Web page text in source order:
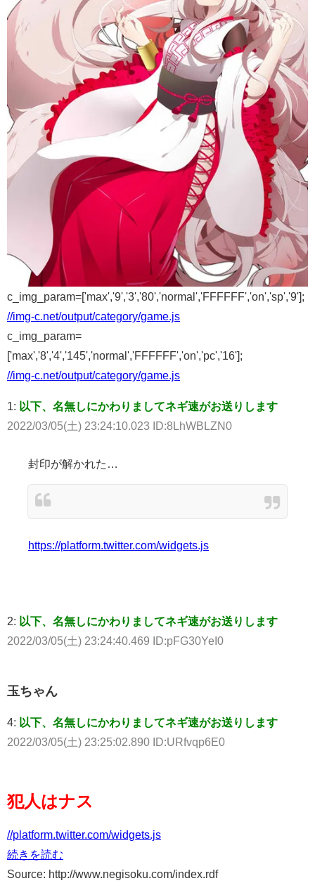
c_img_param=['max','9','3','80','normal','FFFFFF','on','sp','9'];
//img-c.net/output/category/game.js
c_img_param=
['max','8','4','145','normal','FFFFFF','on','pc','16'];
//img-c.net/output/category/game.js
1: 以下、名無しにかわりましてネギ速がお送りします
2022/03/05(土) 23:24:10.023 ID:8LhWBLZN0
封印が解かれた…
https://platform.twitter.com/widgets.js
2: 以下、名無しにかわりましてネギ速がお送りします
2022/03/05(土) 23:24:40.469 ID:pFG30YeI0
玉ちゃん
4: 以下、名無しにかわりましてネギ速がお送りします
2022/03/05(土) 23:25:02.890 ID:URfvqp6E0
犯人はナス
//platform.twitter.com/widgets.js
続きを読む
Source: http://www.negisoku.com/index.rdf